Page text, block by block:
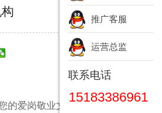
的爱岗敬业文章情感丰
推广客服
运营总监
联系电话
15183386961